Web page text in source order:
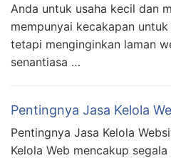
Anda untuk usaha kecil dan
mempunyai kecakapan
tetapi menginginkan laman
senantiasa …
Pentingnya Jasa Kelola
Pentingnya Jasa Kelola
Kelola Web mencakup